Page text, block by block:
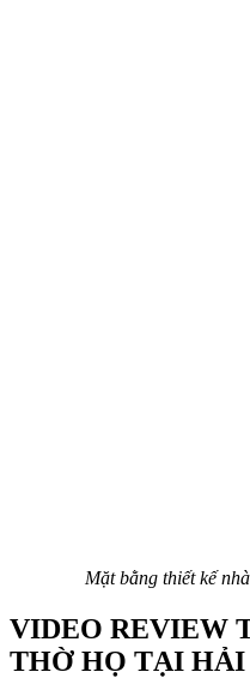
Mặt bằng thiết kế
VIDEO REVIEW
THỜ HỌ TẠI HẢI